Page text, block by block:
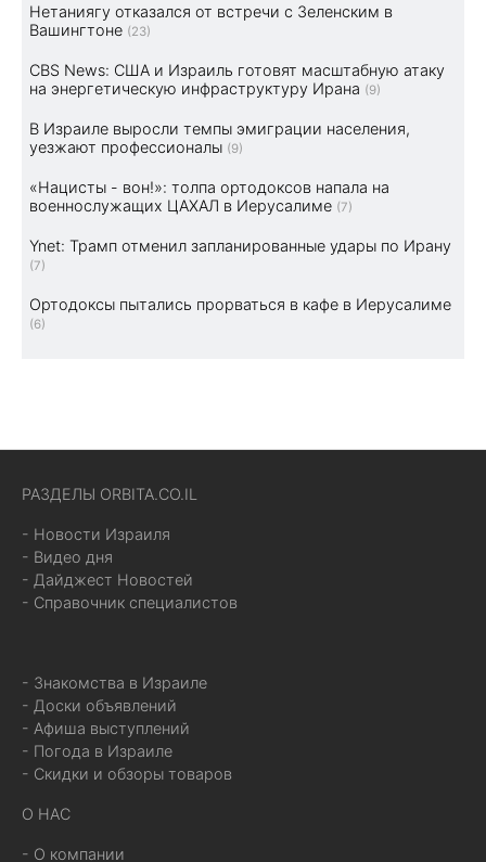
Нетаниягу отказался от встречи с Зеленским в
Вашингтоне (23)
CBS News: США и Израиль готовят масштабную атаку
на энергетическую инфраструктуру Ирана (9)
В Израиле выросли темпы эмиграции населения,
уезжают профессионалы (9)
«Нацисты - вон!»: толпа ортодоксов напала на
военнослужащих ЦАХАЛ в Иерусалиме (7)
Ynet: Трамп отменил запланированные удары по Ирану
(7)
Ортодоксы пытались прорваться в кафе в Иерусалиме
(6)
РАЗДЕЛЫ ORBITA.CO.IL
- Новости Израиля
- Видео дня
- Дайджест Новостей
- Справочник специалистов
- Знакомства в Израиле
- Доски объявлений
- Афиша выступлений
- Погода в Израиле
- Скидки и обзоры товаров
О НАС
- О компании